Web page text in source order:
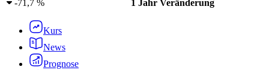
-71,7 % 1 Jahr Veränderung
Kurs
News
Prognose